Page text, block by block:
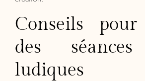
Conseils
des
ludiques